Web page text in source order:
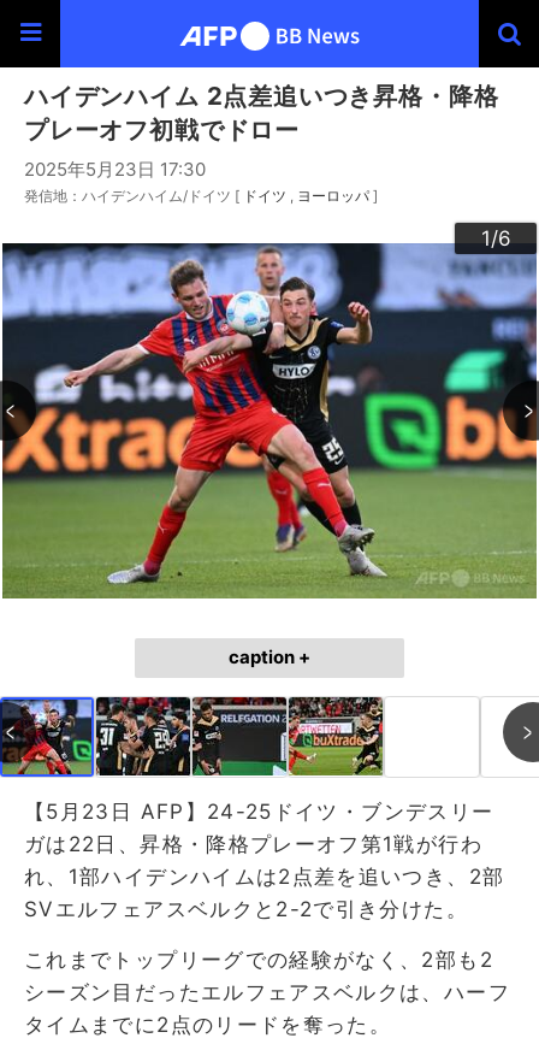
ハイデンハイム 2点差追いつき昇格・降格
プレーオフ初戦でドロー
2025年5月23日 17:30
発信地：ハイデンハイム/ドイツ [ ドイツ ヨーロッパ ]
1/6
2/6
3/6
4/6
5/6
6/6
caption +
【5月23日 AFP】24-25ドイツ・ブンデスリー
ガは22日、昇格・降格プレーオフ第1戦が行わ
れ、1部ハイデンハイムは2点差を追いつき、2部
SVエルフェアスベルクと2-2で引き分けた。
これまでトップリーグでの経験がなく、2部も2
シーズン目だったエルフェアスベルクは、ハーフ
タイムまでに2点のリードを奪った。